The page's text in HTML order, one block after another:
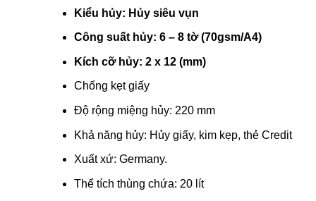
Kiểu hủy: Hủy siêu vụn
Công suất hủy: 6 – 8 tờ (70gsm/A4)
Kích cỡ hủy: 2 x 12 (mm)
Chống kẹt giấy
Độ rộng miệng hủy: 220 mm
Khả năng hủy: Hủy giấy, kim kẹp, thẻ Credit
Xuất xứ: Germany.
Thể tích thùng chứa: 20 lít